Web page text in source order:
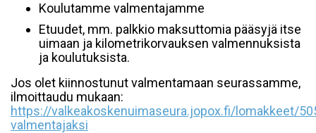
Koulutamme valmentajamme
Etuudet, mm. palkkio maksuttomia pääsyjä itse
uimaan ja kilometrikorvauksen valmennuksista
ja koulutuksista.
Jos olet kiinnostunut valmentamaan seurassamme,
ilmoittaudu mukaan:
https://valkeakoskenuimaseura.jopox.fi/lomakkeet/
valmentajaksi